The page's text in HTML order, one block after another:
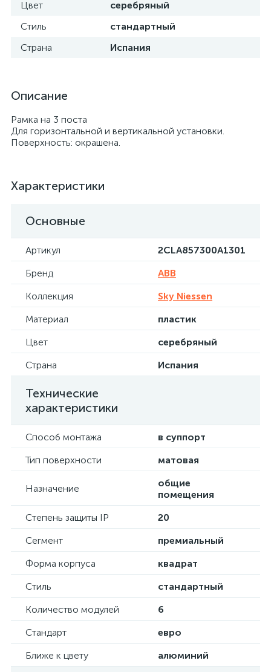
Цвет
серебряный
Стиль
стандартный
Страна
Испания
Описание
Рамка на 3 поста
Для горизонтальной и вертикальной установки.
Поверхность: окрашена.
Характеристики
Основные
Артикул
2CLA857300A1301
Бренд
ABB
Коллекция
Sky Niessen
Материал
пластик
Цвет
серебряный
Страна
Испания
Технические
характеристики
Способ монтажа
в суппорт
Тип поверхности
матовая
Назначение
общие
помещения
Степень защиты IP
20
Сегмент
премиальный
Форма корпуса
квадрат
Стиль
стандартный
Количество модулей
6
Стандарт
евро
Ближе к цвету
алюминий